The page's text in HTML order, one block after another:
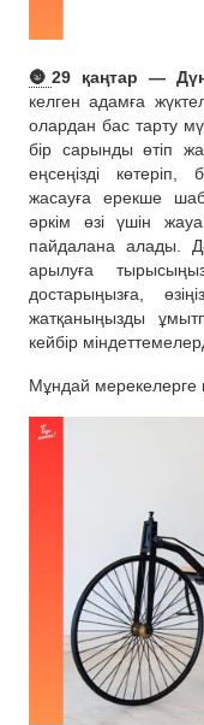
🌚 29 қаңтар —
келген адамға
олардан бас тарту
бір сарынды өтіп
еңсеңізді
жасауға ерекше
әркім өзі үшін
пайдалана алады.
арылуға
достарыңызға,
жатқаныңызды
кейбір
Мұндай мерекелерге